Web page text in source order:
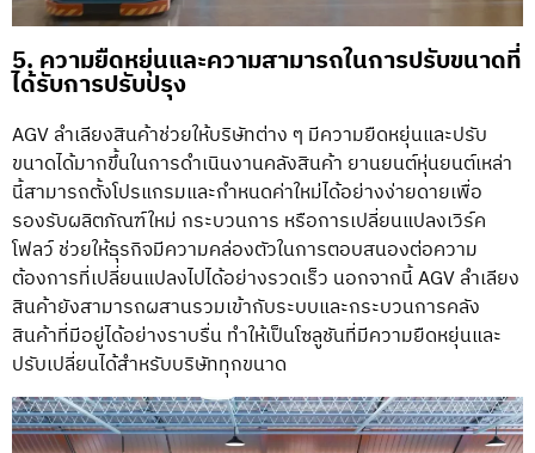
5. ความยืดหยุ่นและความสามารถในการปรับขนาดที่
ได้รับการปรับปรุง
AGV ลำเลียงสินค้าช่วยให้บริษัทต่าง ๆ มีความยืดหยุ่นและปรับ
ขนาดได้มากขึ้นในการดำเนินงานคลังสินค้า ยานยนต์หุ่นยนต์เหล่า
นี้สามารถตั้งโปรแกรมและกำหนดค่าใหม่ได้อย่างง่ายดายเพื่อ
รองรับผลิตภัณฑ์ใหม่ กระบวนการ หรือการเปลี่ยนแปลงเวิร์ค
โฟลว์ ช่วยให้ธุรกิจมีความคล่องตัวในการตอบสนองต่อความ
ต้องการที่เปลี่ยนแปลงไปได้อย่างรวดเร็ว นอกจากนี้ AGV ลำเลียง
สินค้ายังสามารถผสานรวมเข้ากับระบบและกระบวนการคลัง
สินค้าที่มีอยู่ได้อย่างราบรื่น ทำให้เป็นโซลูชันที่มีความยืดหยุ่นและ
ปรับเปลี่ยนได้สำหรับบริษัททุกขนาด